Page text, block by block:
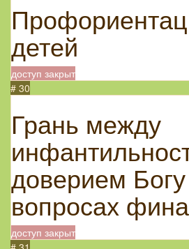
детей
доступ закрыт
# 30
Грань между
доверием
вопросах
доступ закрыт